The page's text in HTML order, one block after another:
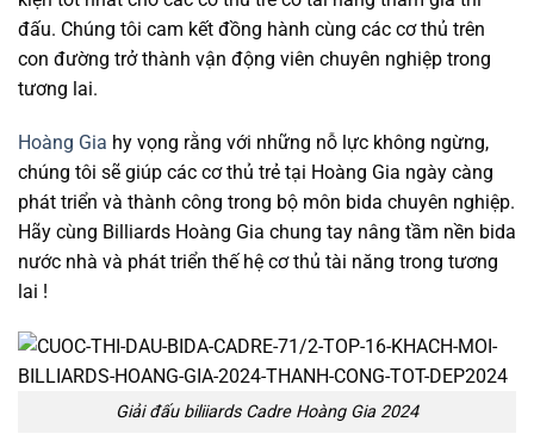
đấu. Chúng tôi cam kết đồng hành cùng các cơ thủ trên
con đường trở thành vận động viên chuyên nghiệp trong
tương lai.
Hoàng Gia hy vọng rằng với những nỗ lực không ngừng,
chúng tôi sẽ giúp các cơ thủ trẻ tại Hoàng Gia ngày càng
phát triển và thành công trong bộ môn bida chuyên nghiệp.
Hãy cùng Billiards Hoàng Gia chung tay nâng tầm nền bida
nước nhà và phát triển thế hệ cơ thủ tài năng trong tương
lai !
Giải đấu biliiards Cadre Hoàng Gia 2024